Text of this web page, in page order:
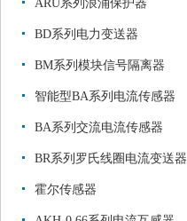
ARU系列浪涌保护器
BD系列电力变送器
BM系列模块信号隔离器
智能型BA系列电流传感器
BA系列交流电流传感器
BR系列罗氏线圈电流变送器
霍尔传感器